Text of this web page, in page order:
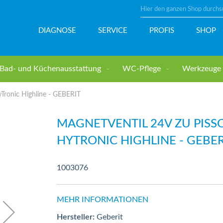
DIAGNOSE SERVICE PROFIS SHOP
Bad- und Küchenausstattung WC-Pflege
Highline - GEBERIT
MAGNETVENTIL 24V ZU
HYTRONIC HIGHLINE -
1003076
MEHR INFORMATIONEN
Hersteller: Geberit